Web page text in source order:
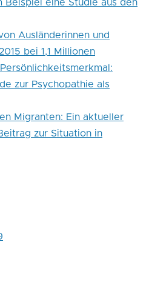
Beispiel eine Studie aus den
Ausländerinnen und
bei 1,1 Millionen
zur Psychopathie als
Migranten: Ein aktueller
zur Situation in